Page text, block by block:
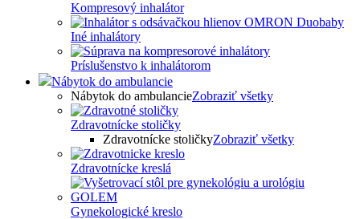
Kompresový inhalátor
Iné inhalátory
Príslušenstvo k inhalátorom
Nábytok do ambulancie
Nábytok do ambulancieZobraziť všetky
Zdravotnícke stoličky
Zdravotnícke stoličkyZobraziť všetky
Zdravotnícke kreslá
Gynekologické kreslo